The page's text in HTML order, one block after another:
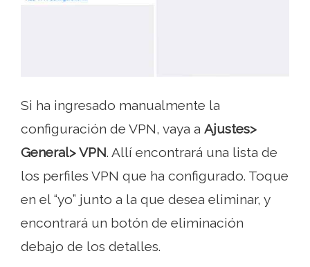
Si ha ingresado manualmente la
configuración de VPN, vaya a Ajustes>
General> VPN. Allí encontrará una lista de
los perfiles VPN que ha configurado. Toque
en el “yo” junto a la que desea eliminar, y
encontrará un botón de eliminación
debajo de los detalles.